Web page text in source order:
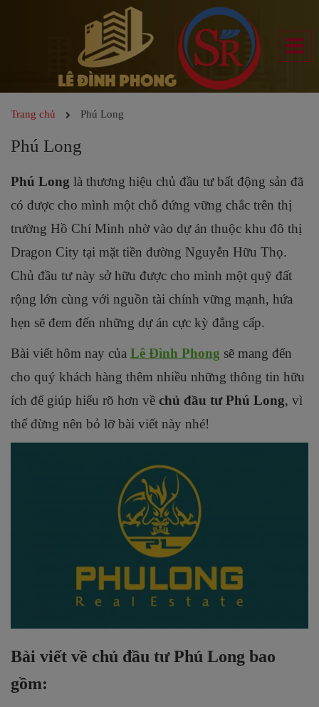
Trang chủ Phú Long
Phú Long
Phú Long là thương hiệu chủ đầu tư bất động sản đã
có được cho mình một chỗ đứng vững chắc trên thị
trường Hồ Chí Minh nhờ vào dự án thuộc khu đô thị
Dragon City tại mặt tiền đường Nguyễn Hữu Thọ.
Chủ đầu tư này sở hữu được cho mình một quỹ đất
rộng lớn cùng với nguồn tài chính vững mạnh, hứa
hẹn sẽ đem đến những dự án cực kỳ đẳng cấp.
Bài viết hôm nay của Lê Đình Phong sẽ mang đến
cho quý khách hàng thêm nhiều những thông tin hữu
ích để giúp hiểu rõ hơn về chủ đầu tư Phú Long, vì
thế đừng nên bỏ lỡ bài viết này nhé!
Bài viết về chủ đầu tư Phú Long bao
gồm: